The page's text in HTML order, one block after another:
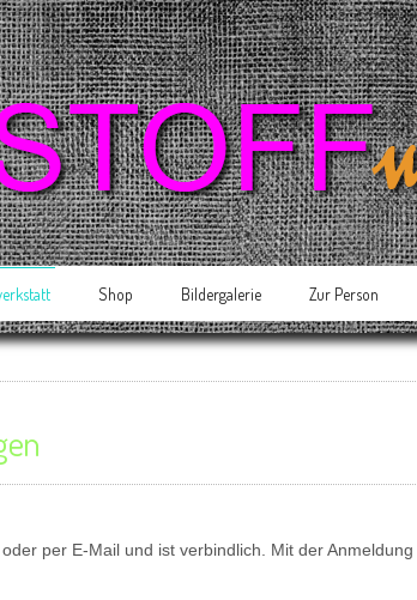
Shop Bildergalerie Zur Person
per E-Mail und ist verbindlich. Mit der